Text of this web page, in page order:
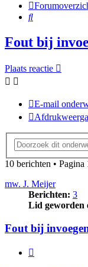
Zoek
Fout bij
Plaats reactie
E-mail
10 berichten • Pagina
mw. J. Meijer
Berichten: 3
Lid geworden
Fout bij